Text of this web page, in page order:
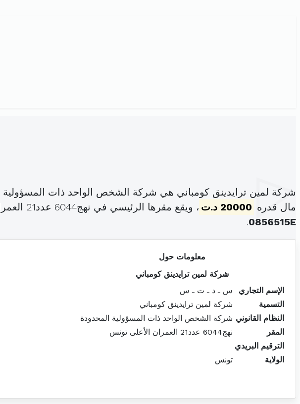
شركة لمين ترايدينق كومباني هي شركة الشخص الواحد ذات المسؤولية
مال قدره 20000 د.ت ، ويقع مقرها الرئيسي في نهج6044 عدد21 العمران الأعلى تونس (
0856515E
.
معلومات حول
شركة لمين ترايدينق كومباني
الإسم التجاري
س ـ د ـ ت ـ س
التسمية
شركة لمين ترايدينق كومباني
النظام القانوني شركة الشخص الواحد ذات المسؤولية المحدودة
المقر
نهج6044 عدد21 العمران الأعلى تونس
الترقيم البريدي
الولاية
تونس